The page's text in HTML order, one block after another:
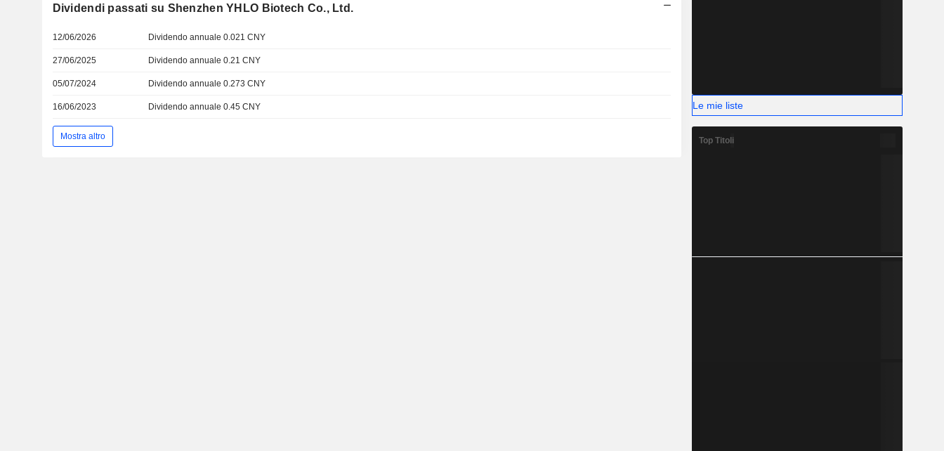
Dividendi passati su Shenzhen YHLO Biotech Co., Ltd.
12/06/2026 Dividendo annuale 0.021 CNY
27/06/2025 Dividendo annuale 0.21 CNY
05/07/2024 Dividendo annuale 0.273 CNY
16/06/2023 Dividendo annuale 0.45 CNY
Mostra altro
Le mie liste
Top Titoli